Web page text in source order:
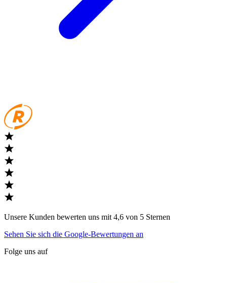
Unsere Kunden bewerten uns mit 4,6 von 5 Sternen
Sehen Sie sich die Google-Bewertungen an
Folge uns auf